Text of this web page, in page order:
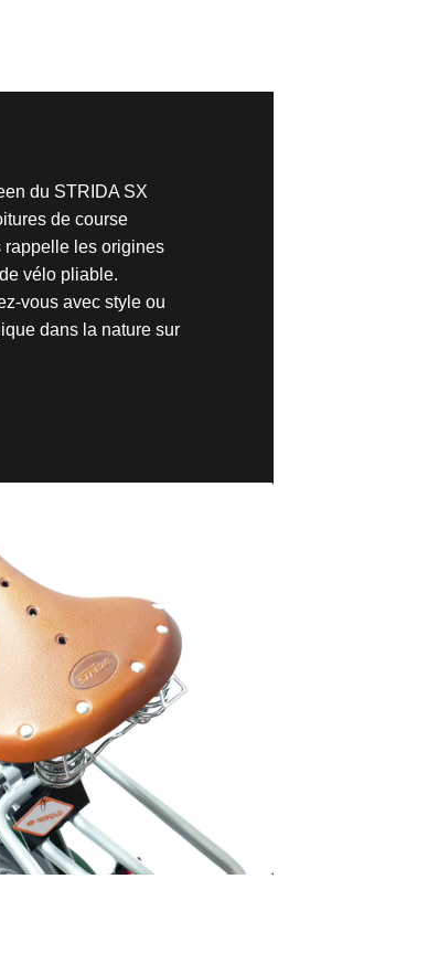
du STRIDA SX
de course
les origines
vélo pliable.
vous avec style ou
dans la nature sur